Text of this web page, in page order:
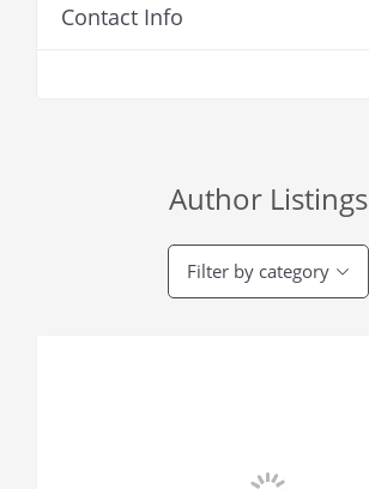
Contact Info
Author Listings
Filter by category